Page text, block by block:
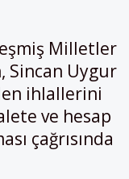
Milletler
Sincan Uygur
ihlallerini
ve hesap
çağrısında